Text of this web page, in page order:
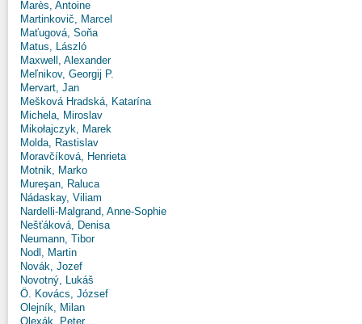
Marès, Antoine
Martinkovič, Marcel
Maťugová, Soňa
Matus, László
Maxwell, Alexander
Meľnikov, Georgij P.
Mervart, Jan
Mešková Hradská, Katarína
Michela, Miroslav
Mikołajczyk, Marek
Molda, Rastislav
Moravčíková, Henrieta
Motnik, Marko
Mureşan, Raluca
Nádaskay, Viliam
Nardelli-Malgrand, Anne-Sophie
Nešťáková, Denisa
Neumann, Tibor
Nodl, Martin
Novák, Jozef
Novotný, Lukáš
Ö. Kovács, József
Olejník, Milan
Olexák, Peter